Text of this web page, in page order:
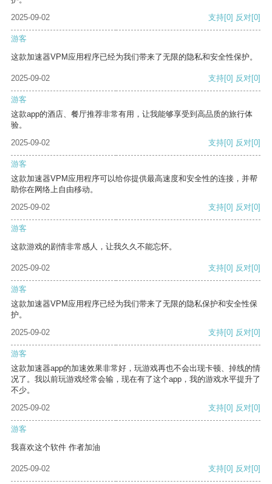
2025-09-02
支持[0] 反对[0]
游客
这款加速器VPM应用程序已经为我们带来了无限的隐私和安全性保护。
2025-09-02 支持[0] 反对[0]
游客
这款app的酒店、餐厅推荐非常有用，让我能够享受到高品质的旅行体
验。
2025-09-02
支持[0] 反对[0]
游客
这款加速器VPM应用程序可以给你提供最高速度和安全性的连接，并帮
助你在网络上自由移动。
2025-09-02
支持[0] 反对[0]
游客
这款游戏的剧情非常感人，让我久久不能忘怀。
2025-09-02 支持[0] 反对[0]
游客
这款加速器VPM应用程序已经为我们带来了无限的隐私保护和安全性保
护。
2025-09-02
支持[0] 反对[0]
游客
这款加速器app的加速效果非常好，玩游戏再也不会出现卡顿、掉线的情
况了。我以前玩游戏经常会输，现在有了这个app，我的游戏水平提升了
不少。
2025-09-02
支持[0] 反对[0]
游客
我喜欢这个软件 作者加油
2025-09-02 支持[0] 反对[0]